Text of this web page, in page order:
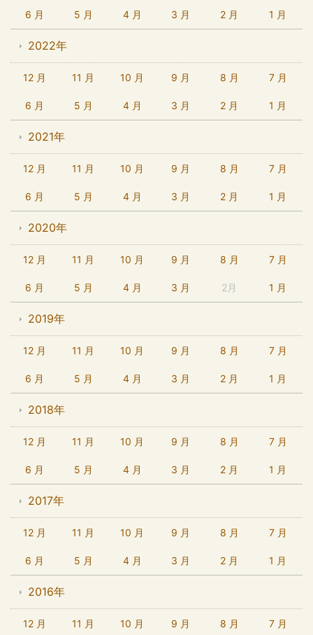
6 月 5 月 4 月 3 月 2 月 1 月
2022年
12 月 11 月 10 月 9 月 8 月 7 月
6 月 5 月 4 月 3 月 2 月 1 月
2021年
12 月 11 月 10 月 9 月 8 月 7 月
6 月 5 月 4 月 3 月 2 月 1 月
2020年
12 月 11 月 10 月 9 月 8 月 7 月
6 月 5 月 4 月 3 月 2月 1 月
2019年
12 月 11 月 10 月 9 月 8 月 7 月
6 月 5 月 4 月 3 月 2 月 1 月
2018年
12 月 11 月 10 月 9 月 8 月 7 月
6 月 5 月 4 月 3 月 2 月 1 月
2017年
12 月 11 月 10 月 9 月 8 月 7 月
6 月 5 月 4 月 3 月 2 月 1 月
2016年
12 月 11 月 10 月 9 月 8 月 7 月